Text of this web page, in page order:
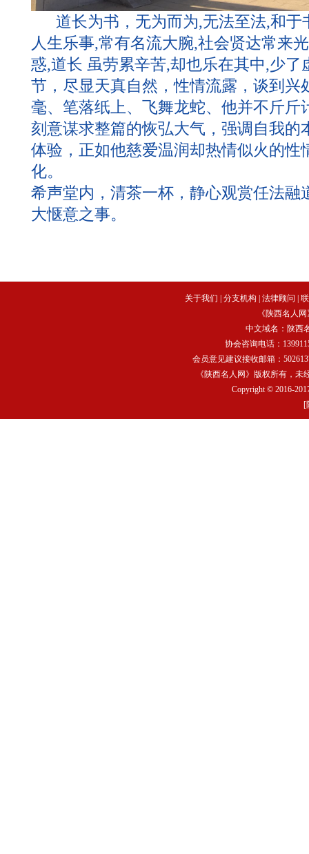
道长为书，无为而为,无法至法,和于
人生乐事,常有名流大腕,社会贤达常来
惑,道长 虽劳累辛苦,却也乐在其中,少了
节，尽显天真自然，性情流露，谈到兴
毫、笔落纸上、飞舞龙蛇、他并不斤斤
刻意谋求整篇的恢弘大气，强调自我的
体验，正如他慈爱温润却热情似火的性
化。
希声堂内，清茶一杯，静心观赏任法融
大惬意之事。
关于我们 分支机构 法律顾问
《陕西名人
中文域名： 陕西
协会咨询电话：
会员意见建议接收邮箱：
《陕西名人网》版权所有，
Copyright © 2016-
[